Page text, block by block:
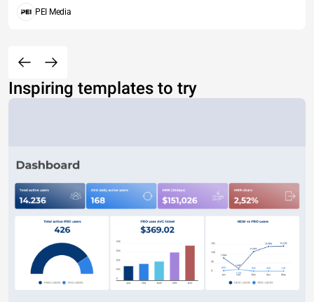
PEI Media
Inspiring templates to try